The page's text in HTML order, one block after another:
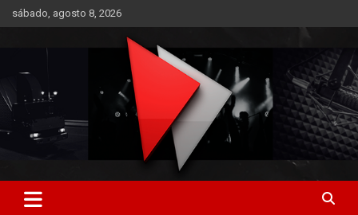
Saltar
al
sábado, agosto 8, 2026
RO CONTENIDOS